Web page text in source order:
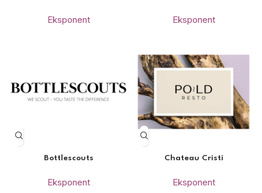
Eksponent Eksponent
Bottlescouts
Eksponent
Chateau Cristi
Eksponent